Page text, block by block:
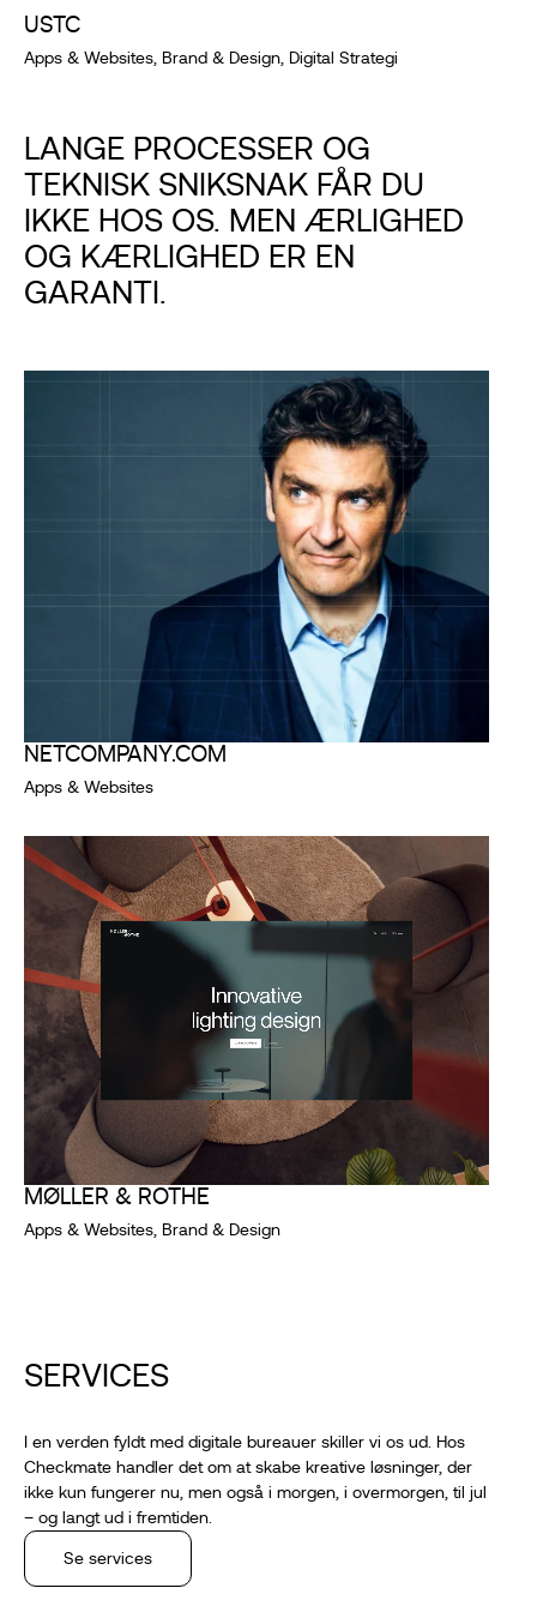
USTC
Apps & Websites, Brand & Design, Digital Strategi
LANGE PROCESSER OG
TEKNISK SNIKSNAK FÅR DU
IKKE HOS OS. MEN ÆRLIGHED
OG KÆRLIGHED ER EN
GARANTI.
NETCOMPANY.COM
Apps & Websites
MØLLER & ROTHE
Apps & Websites, Brand & Design
SERVICES
I en verden fyldt med digitale bureauer skiller vi os ud. Hos
Checkmate handler det om at skabe kreative løsninger, der
ikke kun fungerer nu, men også i morgen, i overmorgen, til jul
– og langt ud i fremtiden.
Se services